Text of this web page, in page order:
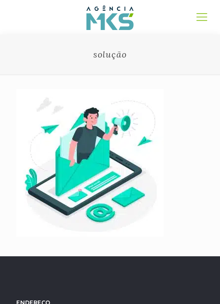
solução
ENDEREÇO